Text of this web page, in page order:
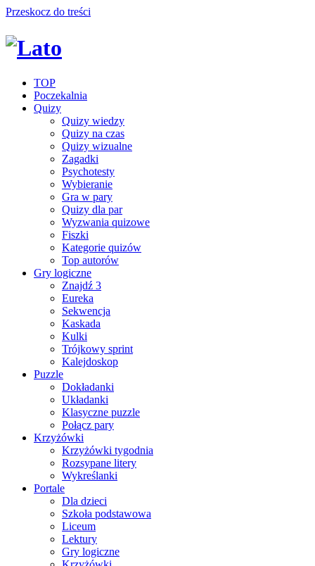
Przeskocz do treści
TOP
Poczekalnia
Quizy
Quizy wiedzy
Quizy na czas
Quizy wizualne
Zagadki
Psychotesty
Wybieranie
Gra w pary
Quizy dla par
Wyzwania quizowe
Fiszki
Kategorie quizów
Top autorów
Gry logiczne
Znajdź 3
Eureka
Sekwencja
Kaskada
Kulki
Trójkowy sprint
Kalejdoskop
Puzzle
Dokładanki
Układanki
Klasyczne puzzle
Połącz pary
Krzyżówki
Krzyżówki tygodnia
Rozsypane litery
Wykreślanki
Portale
Dla dzieci
Szkoła podstawowa
Liceum
Lektury
Gry logiczne